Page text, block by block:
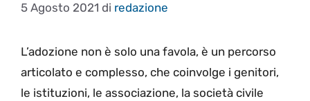
5 Agosto 2021 di redazione
L’adozione non è solo una favola, è un percorso
articolato e complesso, che coinvolge i genitori,
le istituzioni, le associazione, la società civile